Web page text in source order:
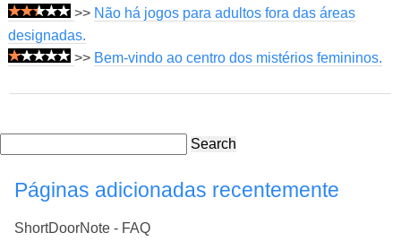
>> Não há jogos para adultos fora das áreas
designadas.
>> Bem-vindo ao centro dos mistérios femininos.
Search
Páginas adicionadas recentemente
ShortDoorNote - FAQ